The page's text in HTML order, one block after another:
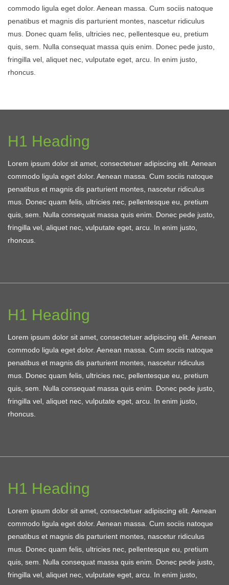
commodo ligula eget dolor. Aenean massa. Cum sociis natoque
penatibus et magnis dis parturient montes, nascetur ridiculus
mus. Donec quam felis, ultricies nec, pellentesque eu, pretium
quis, sem. Nulla consequat massa quis enim. Donec pede justo,
fringilla vel, aliquet nec, vulputate eget, arcu. In enim justo,
rhoncus.
H1 Heading
Lorem ipsum dolor sit amet, consectetuer adipiscing elit. Aenean
commodo ligula eget dolor. Aenean massa. Cum sociis natoque
penatibus et magnis dis parturient montes, nascetur ridiculus
mus. Donec quam felis, ultricies nec, pellentesque eu, pretium
quis, sem. Nulla consequat massa quis enim. Donec pede justo,
fringilla vel, aliquet nec, vulputate eget, arcu. In enim justo,
rhoncus.
H1 Heading
Lorem ipsum dolor sit amet, consectetuer adipiscing elit. Aenean
commodo ligula eget dolor. Aenean massa. Cum sociis natoque
penatibus et magnis dis parturient montes, nascetur ridiculus
mus. Donec quam felis, ultricies nec, pellentesque eu, pretium
quis, sem. Nulla consequat massa quis enim. Donec pede justo,
fringilla vel, aliquet nec, vulputate eget, arcu. In enim justo,
rhoncus.
H1 Heading
Lorem ipsum dolor sit amet, consectetuer adipiscing elit. Aenean
commodo ligula eget dolor. Aenean massa. Cum sociis natoque
penatibus et magnis dis parturient montes, nascetur ridiculus
mus. Donec quam felis, ultricies nec, pellentesque eu, pretium
quis, sem. Nulla consequat massa quis enim. Donec pede justo,
fringilla vel, aliquet nec, vulputate eget, arcu. In enim justo,